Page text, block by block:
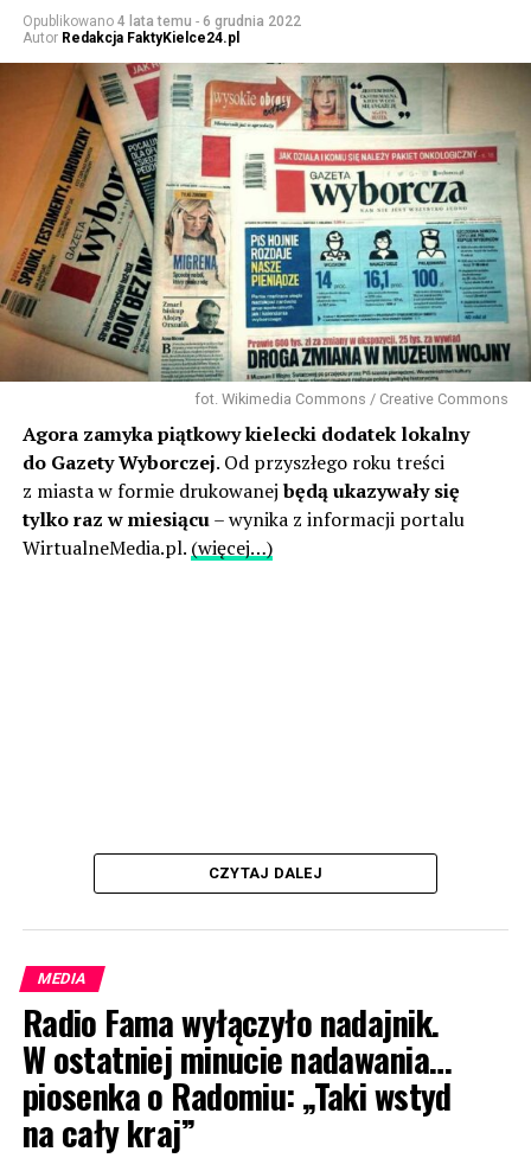
Opublikowano 4 lata temu - 6 grudnia 2022
Autor Redakcja FaktyKielce24.pl
fot. Wikimedia Commons / Creative Commons
Agora zamyka piątkowy kielecki dodatek lokalny
do Gazety Wyborczej. Od przyszłego roku treści
z miasta w formie drukowanejbędą ukazywały się
tylko raz w miesiącu– wynika z informacji portalu
WirtualneMedia.pl. (więcej…)
CZYTAJ DALEJ
MEDIA
Radio Fama wyłączyło nadajnik.
W ostatniej minucie nadawania…
piosenka o Radomiu: „Taki wstyd
na cały kraj”